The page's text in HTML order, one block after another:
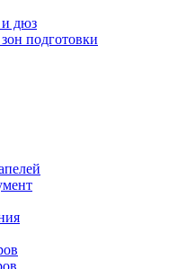
и дюз
подготовки